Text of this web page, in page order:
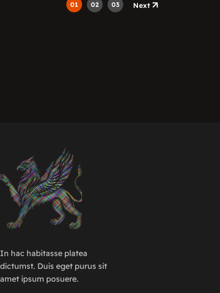
01 02 03 Next
In hac habitasse platea
dictumst. Duis eget purus sit
amet ipsum posuere.